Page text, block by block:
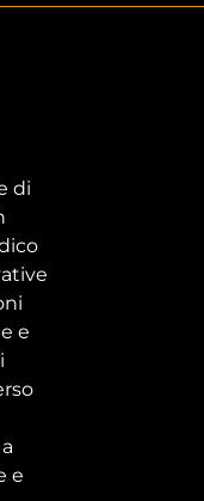
di
e
e